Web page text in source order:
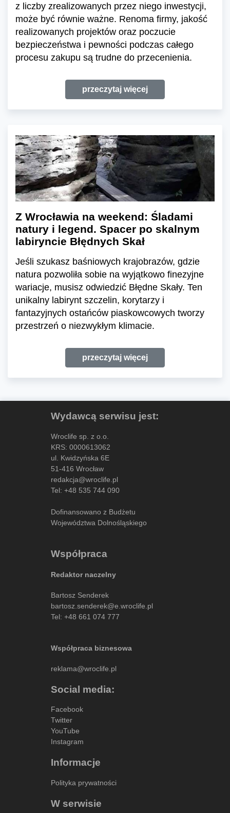
z liczby zrealizowanych przez niego inwestycji,
może być równie ważne. Renoma firmy, jakość
realizowanych projektów oraz poczucie
bezpieczeństwa i pewności podczas całego
procesu zakupu są trudne do przecenienia.
przeczytaj więcej
Z Wrocławia na weekend: Śladami
natury i legend. Spacer po skalnym
labiryncie Błędnych Skał
Jeśli szukasz baśniowych krajobrazów, gdzie
natura pozwoliła sobie na wyjątkowo finezyjne
wariacje, musisz odwiedzić Błędne Skały. Ten
unikalny labirynt szczelin, korytarzy i
fantazyjnych ostańców piaskowcowych tworzy
przestrzeń o niezwykłym klimacie.
przeczytaj więcej
Wydawcą serwisu jest:
Wroclife sp. z o.o.
KRS: 0000613062
ul. Kwidzyńska 6E
51-416 Wrocław
redakcja@wroclife.pl
Tel: +48 535 744 090
Dofinansowano z Budżetu
Województwa Dolnośląskiego
Współpraca
Redaktor naczelny
Bartosz Senderek
bartosz.senderek@e.wroclife.pl
Tel: +48 661 074 777
Współpraca biznesowa
reklama@wroclife.pl
Social media:
Facebook
Twitter
YouTube
Instagram
Informacje
Polityka prywatności
W serwisie